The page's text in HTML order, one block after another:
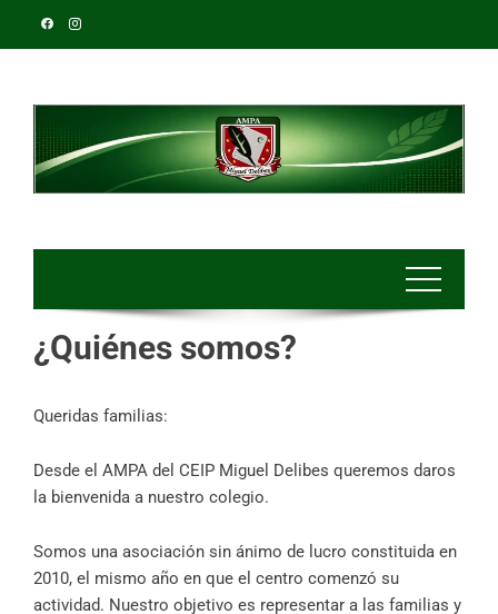
¿Quiénes somos?
Queridas familias:
Desde el AMPA del CEIP Miguel Delibes queremos daros
la bienvenida a nuestro colegio.
Somos una asociación sin ánimo de lucro constituida en
2010, el mismo año en que el centro comenzó su
actividad. Nuestro objetivo es representar a las familias y